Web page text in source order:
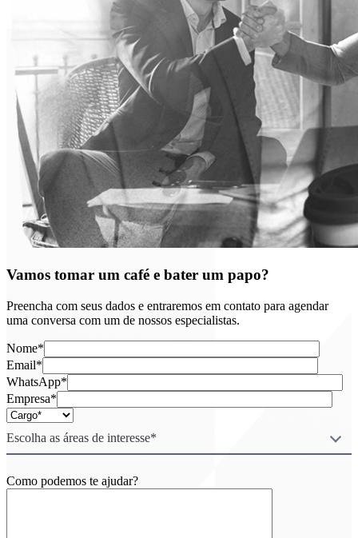
Vamos tomar um café e bater um papo?
Preencha com seus dados e entraremos em contato para agendar
uma conversa com um de nossos especialistas.
Nome*
Email*
WhatsApp*
Empresa*
Escolha as áreas de interesse*
Como podemos te ajudar?